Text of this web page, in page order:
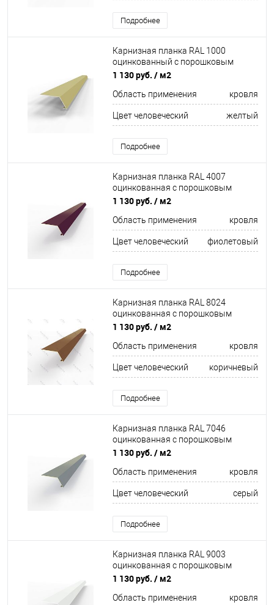
Подробнее
Карнизная планка RAL 1000
оцинкованный c порошковым
покрытием 0,45мм
1 130 руб. / м2
Область применения кровля
Цвет человеческий желтый
Подробнее
Карнизная планка RAL 4007
оцинкованная c порошковым
покрытием 0,45мм
1 130 руб. / м2
Область применения кровля
Цвет человеческий фиолетовый
Подробнее
Карнизная планка RAL 8024
оцинкованная c порошковым
покрытием 0,45мм
1 130 руб. / м2
Область применения кровля
Цвет человеческий коричневый
Подробнее
Карнизная планка RAL 7046
оцинкованная c порошковым
покрытием 0,45мм
1 130 руб. / м2
Область применения кровля
Цвет человеческий серый
Подробнее
Карнизная планка RAL 9003
оцинкованная c порошковым
покрытием 0,45мм полиуретан
1 130 руб. / м2
Область применения кровля